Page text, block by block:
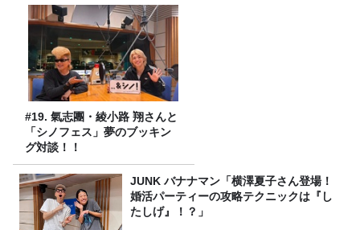
#19. 氣志團・綾小路 翔さんと
「シノフェス」夢のブッキン
グ対談！！
JUNK バナナマン「横澤夏子さん登場！
婚活パーティーの攻略テクニックは『し
たしげ』！？」